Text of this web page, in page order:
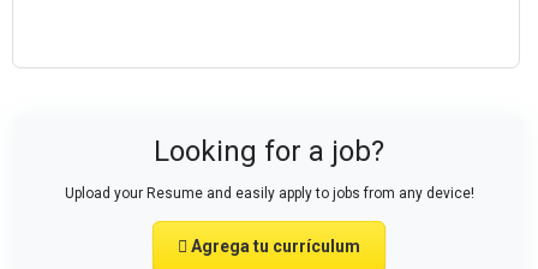
Looking for a job?
Upload your Resume and easily apply to jobs from any device!
Agrega tu currículum